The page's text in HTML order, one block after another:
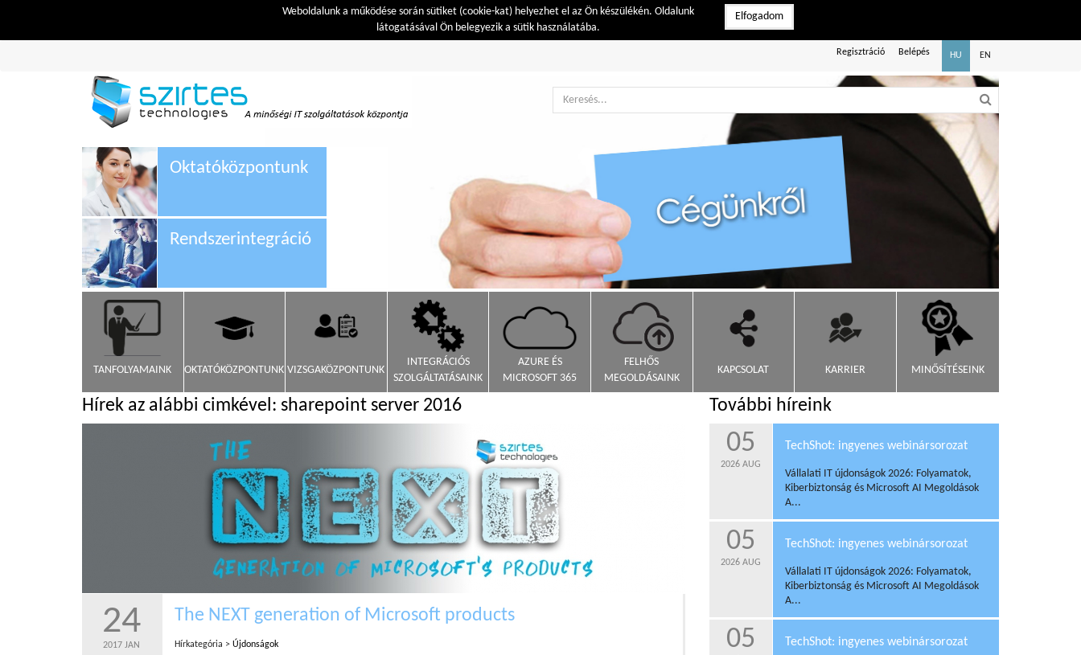
Weboldalunk a működése során sütiket (cookie-kat) helyezhet el az Ön készülékén. Oldalunk
látogatásával Ön belegyezik a sütik használatába.
Elfogadom
HU EN
Regisztráció Belépés
Oktatóközpontunk
Rendszerintegráció
TANFOLYAMAINK OKTATÓKÖZPONTUNK VIZSGAKÖZPONTUNK
INTEGRÁCIÓS
SZOLGÁLTATÁSAINK
AZURE ÉS
MICROSOFT 365
FELHŐS
MEGOLDÁSAINK
KAPCSOLAT KARRIER MINŐSÍTÉSEINK
Hírek az alábbi cimkével: sharepoint server 2016
24
2017 JAN
The NEXT generation of Microsoft products
Hírkategória > Újdonságok
További híreink
05
2026 AUG
TechShot: ingyenes webinársorozat
Vállalati IT újdonságok 2026: Folyamatok,
Kiberbiztonság és Microsoft AI Megoldások
A...
05
2026 AUG
TechShot: ingyenes webinársorozat
Vállalati IT újdonságok 2026: Folyamatok,
Kiberbiztonság és Microsoft AI Megoldások
A...
05 TechShot: ingyenes webinársorozat